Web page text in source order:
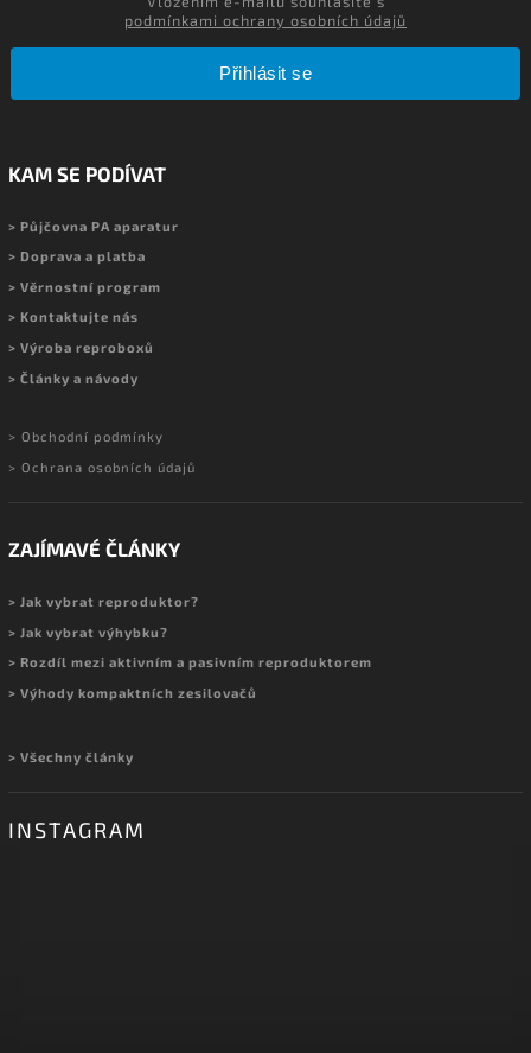
podmínkami ochrany osobních údajů
Přihlásit se
KAM SE PODÍVAT
> Půjčovna PA aparatur
> Doprava a platba
> Věrnostní program
> Kontaktujte nás
> Výroba reproboxů
> Články a návody
> Obchodní podmínky
> Ochrana osobních údajů
ZAJÍMAVÉ ČLÁNKY
> Jak vybrat reproduktor?
> Jak vybrat výhybku?
> Rozdíl mezi aktivním a pasivním reproduktorem
> Výhody kompaktních zesilovačů
> Všechny články
INSTAGRAM